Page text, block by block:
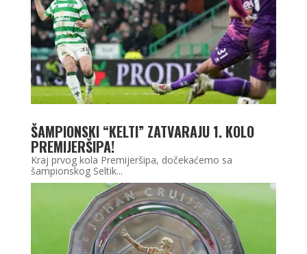
ŠAMPIONSKI “KELTI” ZATVARAJU 1. KOLO
PREMIJERŠIPA!
Kraj prvog kola Premijeršipa, dočekaćemo sa
šampionskog Seltik...